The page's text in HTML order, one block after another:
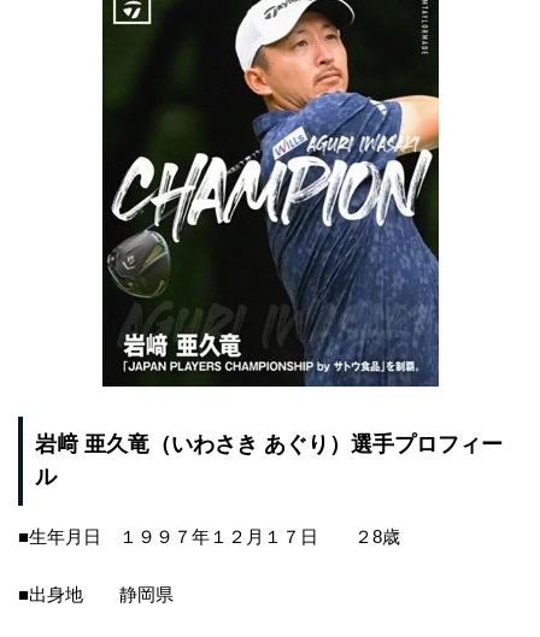
岩﨑 亜久竜（いわさき あぐり）選手プロフィー
ル
■生年月日 １９９７年１２月１７日 ２8歳
■出身地 静岡県